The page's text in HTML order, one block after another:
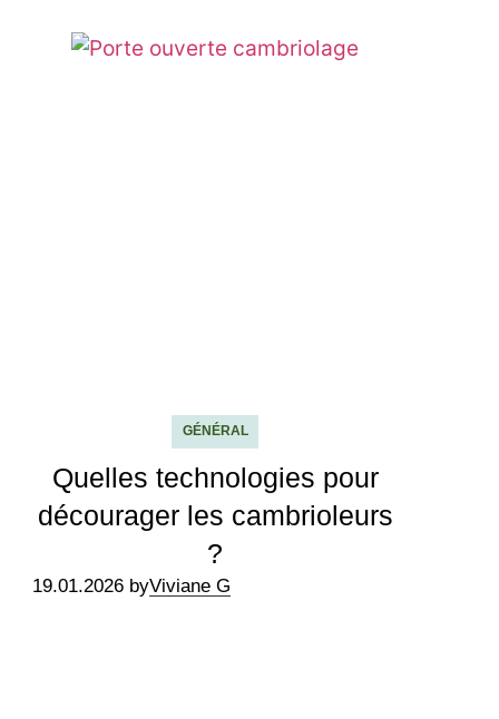
GÉNÉRAL
Quelles technologies pour
décourager les cambrioleurs
?
19.01.2026 byViviane G